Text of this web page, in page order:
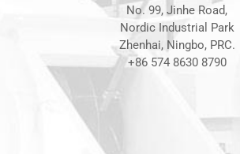
No. 99, Jinhe Road,
Nordic Industrial Park
Zhenhai, Ningbo, PRC.
+86 574 8630 8790